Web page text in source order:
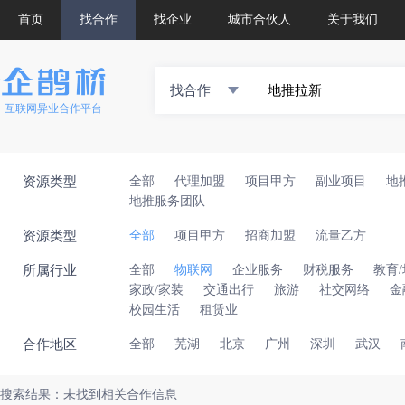
首页 找合作 找企业 城市合伙人 关于我们
互联网异业合作平台
找合作
资源类型 全部 代理加盟 项目甲方 副业项目
地
地推服务团队
资源类型 全部 项目甲方 招商加盟 流量乙方
所属行业 全部 物联网 企业服务 财税服务
教育/
家政/家装
交通出行 旅游 社交网络
金
校园生活
租赁业
合作地区 全部 芜湖 北京 广州 深圳 武汉
搜索结果：未找到相关合作信息